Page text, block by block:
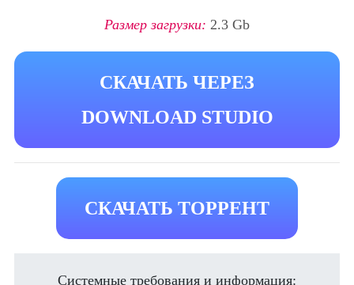
Размер загрузки: 2.3 Gb
СКАЧАТЬ ЧЕРЕЗ
DOWNLOAD STUDIO
СКАЧАТЬ ТОРРЕНТ
Системные требования и информация: